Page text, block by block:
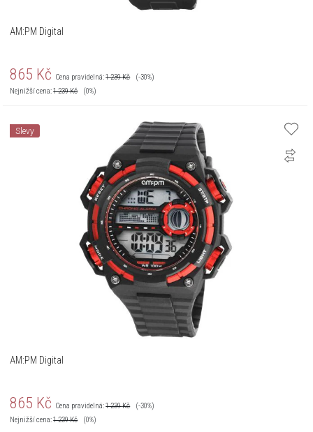
AM:PM Digital
865 Kč Cena pravidelná:1 239Kč
(-30%)
Nejnižší cena:1 239Kč (0%)
Slevy
AM:PM Digital
865 Kč Cena pravidelná:1 239Kč
(-30%)
Nejnižší cena:1 239Kč (0%)